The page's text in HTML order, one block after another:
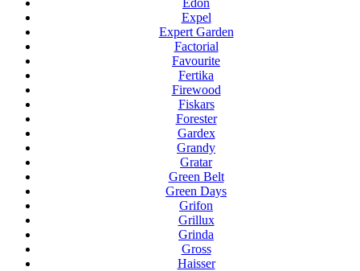
Edon
Expel
Expert Garden
Factorial
Favourite
Fertika
Firewood
Fiskars
Forester
Gardex
Grandy
Gratar
Green Belt
Green Days
Grifon
Grillux
Grinda
Gross
Haisser